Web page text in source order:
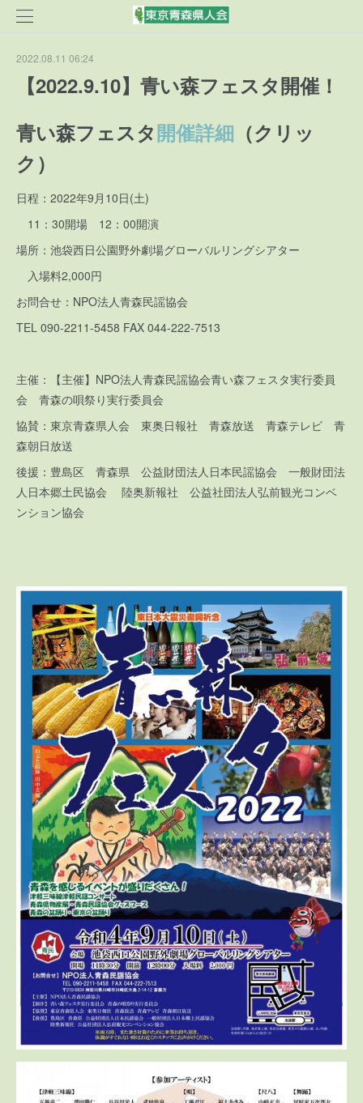
2022.08.11 06:24
【2022.9.10】青い森フェスタ開催！
青い森フェスタ開催詳細 （クリッ
ク）
日程：2022年9月10日(土)
11：30開場 12：00開演
場所：池袋西日公園野外劇場グローバルリングシアター
入場料2,000円
お問合せ：NPO法人青森民謡協会
TEL 090-2211-5458 FAX 044-222-7513
主催：【主催】NPO法人青森民謡協会青い森フェスタ実行委員
会 青森の唄祭り実行委員会
協賛：東京青森県人会 東奥日報社 青森放送 青森テレビ 青
森朝日放送
後援：豊島区 青森県 公益財団法人日本民謡協会 一般財団法
人日本郷土民協会 陸奥新報社 公益社団法人弘前観光コンベ
ンション協会